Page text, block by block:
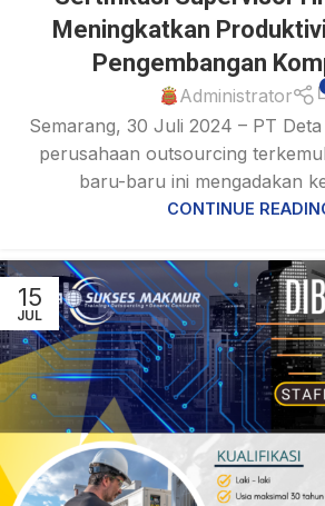
Meningkatkan
Pengembangan
Administrator
Semarang, 30 Juli 2024 – PT
perusahaan outsourcing
baru-baru ini mengadakan
CONTINUE
15
JUL